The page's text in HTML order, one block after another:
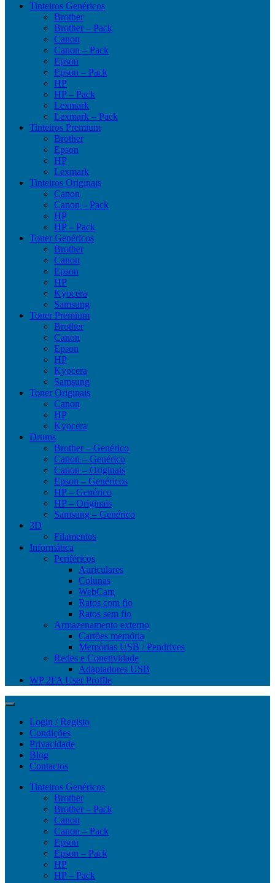
Tinteiros Genéricos
Brother
Brother – Pack
Canon
Canon – Pack
Epson
Epson – Pack
HP
HP – Pack
Lexmark
Lexmark – Pack
Tinteiros Premium
Brother
Epson
HP
Lexmark
Tinteiros Originais
Canon
Canon – Pack
HP
HP – Pack
Toner Genéricos
Brother
Canon
Epson
HP
Kyocera
Samsung
Toner Premium
Brother
Canon
Epson
HP
Kyocera
Samsung
Toner Originais
Canon
HP
Kyocera
Drums
Brother – Genérico
Canon – Genérico
Canon – Originais
Epson – Genéricos
HP – Genérico
HP – Originais
Samsung – Genérico
3D
Filamentos
Informática
Periféricos
Auriculares
Colunas
WebCam
Ratos com fio
Ratos sem fio
Armazenamento externo
Cartões memória
Memórias USB / Pendrives
Redes e Conetividade
Adaptadores USB
WP 2FA User Profile
Login / Registo
Condições
Privacidade
Blog
Contactos
Tinteiros Genéricos
Brother
Brother – Pack
Canon
Canon – Pack
Epson
Epson – Pack
HP
HP – Pack